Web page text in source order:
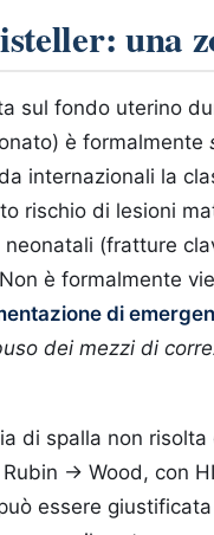
una
sul fondo uterino
è formalmente
internazionali la
rischio di lesioni
(fratture
è formalmente
di
dei mezzi di
di spalla non
→ Wood, con
essere